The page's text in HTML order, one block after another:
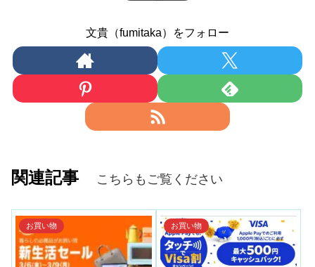
文貴（fumitaka）をフォロー
関連記事 こちらもご覧ください
お買い物 お買い物